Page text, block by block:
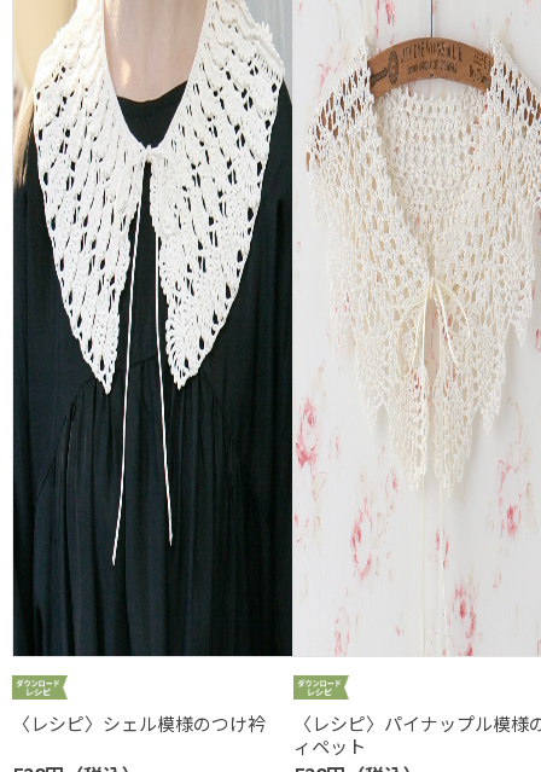
〈レシピ〉シェル模様のつけ衿
〈レシピ〉パイナップル模様
ィペット